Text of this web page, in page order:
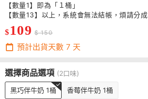
【數量1】即為「１桶」
【數量13】以上，系統會無法結帳，煩請分
$ 109 $ 150
預計出貨天數 7 天
選擇商品選項 (2口味)
黑巧伴牛奶 1桶 香莓伴牛奶 1桶